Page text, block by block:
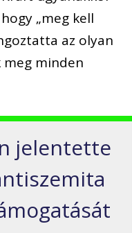
„meg kell
az olyan
minden
jelentette